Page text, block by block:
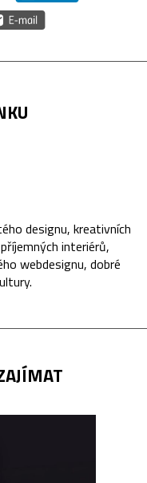
designu, kreativních
interiérů,
webdesignu, dobré